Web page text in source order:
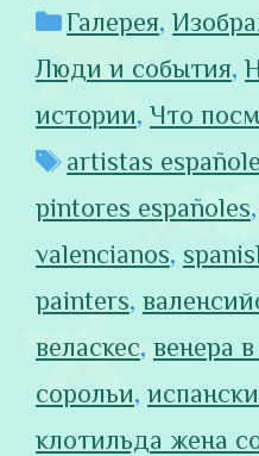
Рубрики
Галерея,
Люди и события,
истории, Что
Метки
artistas
pintores españoles,
valencianos,
painters,
веласкес, венера
сорольи,
клотильда жена